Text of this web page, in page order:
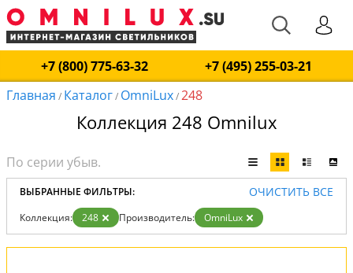
+7 (800) 775-63-32
+7 (495) 255-03-21
Главная / Каталог/ OmniLux/248
Коллекция 248 Omnilux
ВЫБРАННЫЕ ФИЛЬТРЫ: ОЧИСТИТЬ ВСЕ
Коллекция: 248 Производитель: OmniLux